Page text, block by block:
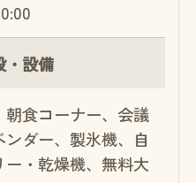
設備
朝食コーナー、会議
ダー、製氷機、自
・乾燥機、無料大